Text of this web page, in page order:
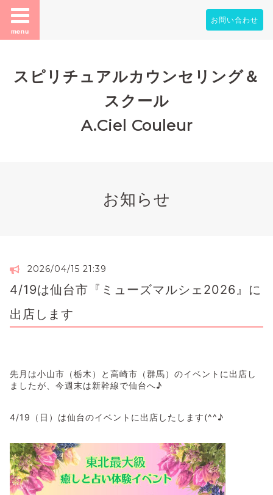
menu
お問い合わせ
スピリチュアルカウンセリング＆
スクール
A.Ciel Couleur
お知らせ
2026/04/15 21:39
4/19は仙台市『ミューズマルシェ2026』に
出店します
先月は小山市（栃木）と高崎市（群馬）のイベントに出店し
ましたが、今週末は新幹線で仙台へ♪
4/19（日）は仙台のイベントに出店したします(^^♪